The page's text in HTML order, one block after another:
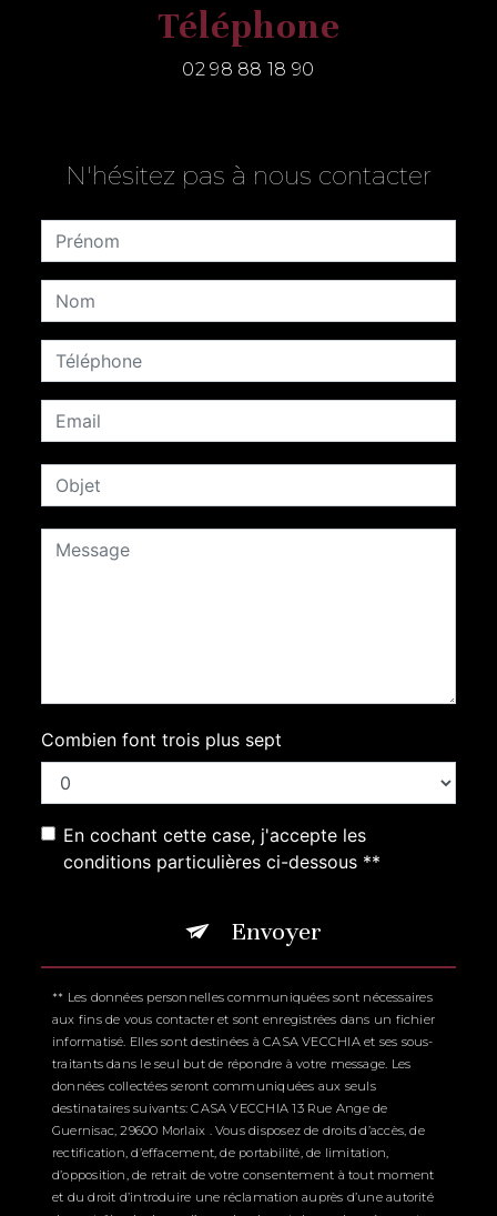
Téléphone
02 98 88 18 90
N'hésitez pas à nous contacter
Combien font trois plus sept
En cochant cette case, j'accepte les
conditions particulières ci-dessous **
Envoyer
** Les données personnelles communiquées sont nécessaires
aux fins de vous contacter et sont enregistrées dans un fichier
informatisé. Elles sont destinées à CASA VECCHIA et ses sous-
traitants dans le seul but de répondre à votre message. Les
données collectées seront communiquées aux seuls
destinataires suivants: CASA VECCHIA 13 Rue Ange de
Guernisac, 29600 Morlaix . Vous disposez de droits d’accès, de
rectification, d’effacement, de portabilité, de limitation,
d’opposition, de retrait de votre consentement à tout moment
et du droit d’introduire une réclamation auprès d’une autorité